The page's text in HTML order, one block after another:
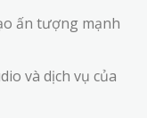
ấn tượng mạnh
và dịch vụ của